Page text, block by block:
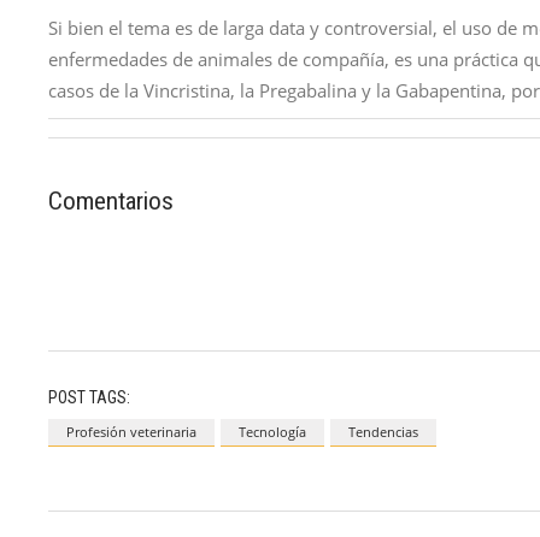
Si bien el tema es de larga data y controversial, el uso de
enfermedades de animales de compañía, es una práctica
casos de la Vincristina, la Pregabalina y la Gabapentina,
Comentarios
POST TAGS:
Profesión veterinaria Tecnología Tendencias